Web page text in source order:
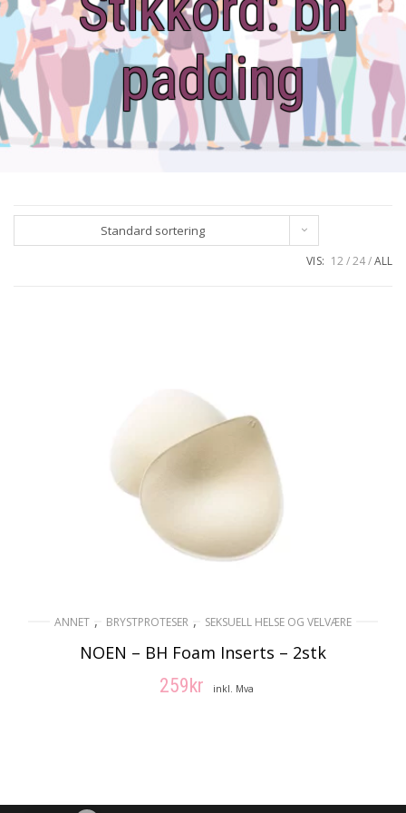
padding
Standard sortering
VIS: 12 24 ALL
ANNET , BRYSTPROTESER , SEKSUELL HELSE OG VELVÆRE
NOEN – BH Foam Inserts – 2stk
259 kr inkl. Mva